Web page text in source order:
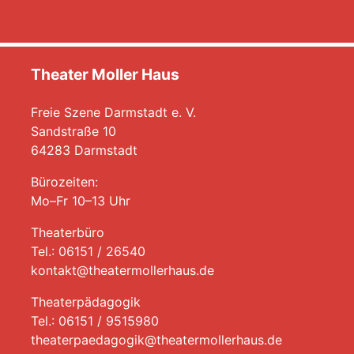
Theater Moller Haus
Freie Szene Darmstadt e. V.
Sandstraße 10
64283 Darmstadt
Bürozeiten:
Mo–Fr 10–13 Uhr
Theaterbüro
Tel.: 06151 / 26540
kontakt@theatermollerhaus.de
Theaterpädagogik
Tel.: 06151 / 9515980
theaterpaedagogik@theatermollerhaus.de